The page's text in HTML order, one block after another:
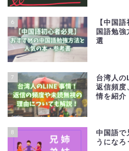
6
【中国
国語勉
選
7
台湾人の
返信頻度
情を紹介
8
中国語で
うになろ